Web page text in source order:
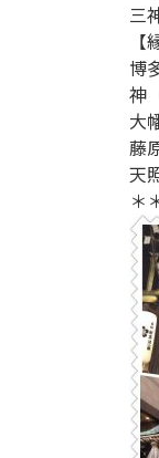
三
【
博
神
大
藤
天
＊